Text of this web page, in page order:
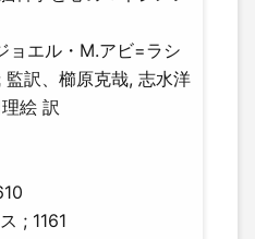
ョエル・M.アビ=ラシ
訳、櫛原克哉, 志水洋
絵 訳
; 1161